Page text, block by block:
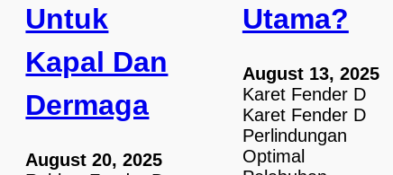
Untuk
Kapal Dan
Dermaga
August 20, 2025
Utama?
August 13, 2025
Karet Fender D
Karet Fender D
Perlindungan
Optimal